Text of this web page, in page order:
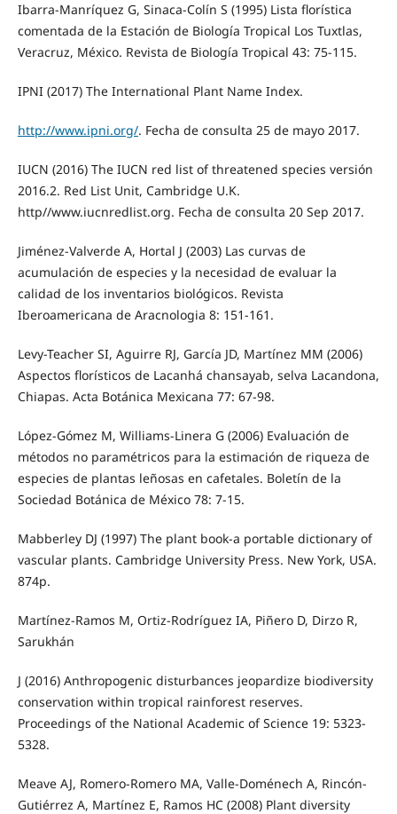
Ibarra-Manríquez G, Sinaca-Colín S (1995) Lista florística
comentada de la Estación de Biología Tropical Los Tuxtlas,
Veracruz, México. Revista de Biología Tropical 43: 75-115.
IPNI (2017) The International Plant Name Index.
http://www.ipni.org/. Fecha de consulta 25 de mayo 2017.
IUCN (2016) The IUCN red list of threatened species versión
2016.2. Red List Unit, Cambridge U.K.
http//www.iucnredlist.org. Fecha de consulta 20 Sep 2017.
Jiménez-Valverde A, Hortal J (2003) Las curvas de
acumulación de especies y la necesidad de evaluar la
calidad de los inventarios biológicos. Revista
Iberoamericana de Aracnologia 8: 151-161.
Levy-Teacher SI, Aguirre RJ, García JD, Martínez MM (2006)
Aspectos florísticos de Lacanhá chansayab, selva Lacandona,
Chiapas. Acta Botánica Mexicana 77: 67-98.
López-Gómez M, Williams-Linera G (2006) Evaluación de
métodos no paramétricos para la estimación de riqueza de
especies de plantas leñosas en cafetales. Boletín de la
Sociedad Botánica de México 78: 7-15.
Mabberley DJ (1997) The plant book-a portable dictionary of
vascular plants. Cambridge University Press. New York, USA.
874p.
Martínez-Ramos M, Ortiz-Rodríguez IA, Piñero D, Dirzo R,
Sarukhán
J (2016) Anthropogenic disturbances jeopardize biodiversity
conservation within tropical rainforest reserves.
Proceedings of the National Academic of Science 19: 5323-
5328.
Meave AJ, Romero-Romero MA, Valle-Doménech A, Rincón-
Gutiérrez A, Martínez E, Ramos HC (2008) Plant diversity